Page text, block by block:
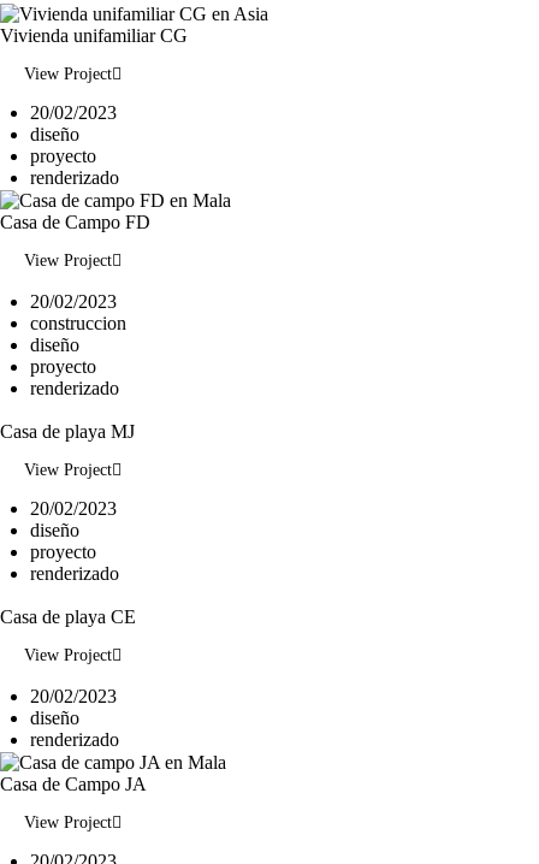
Vivienda unifamiliar CG
View Project
20/02/2023
diseño
proyecto
renderizado
Casa de Campo FD
View Project
20/02/2023
construccion
diseño
proyecto
renderizado
Casa de playa MJ
View Project
20/02/2023
diseño
proyecto
renderizado
Casa de playa CE
View Project
20/02/2023
diseño
renderizado
Casa de Campo JA
View Project